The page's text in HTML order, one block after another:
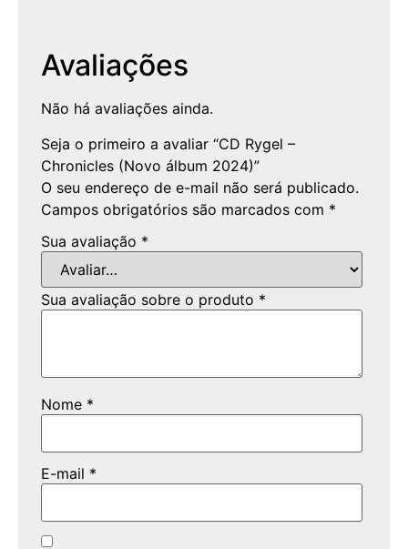
Avaliações
Não há avaliações ainda.
Seja o primeiro a avaliar “CD Rygel –
Chronicles (Novo álbum 2024)”
O seu endereço de e-mail não será publicado.
Campos obrigatórios são marcados com *
Sua avaliação *
Sua avaliação sobre o produto *
Nome *
E-mail *